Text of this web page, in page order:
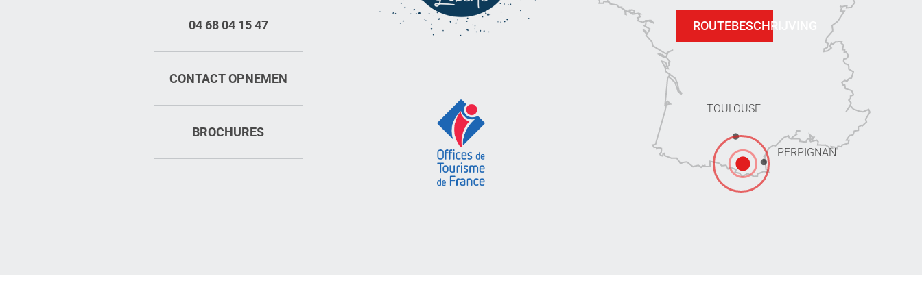
04 68 04 15 47
CONTACT OPNEMEN
BROCHURES
TOULOUSE
PERPIGNAN
ROUTEBESCHRIJVING